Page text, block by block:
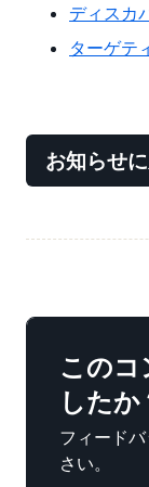
ディスカ
ターゲテ
お知らせ
このコ
したか
フィード
さい。